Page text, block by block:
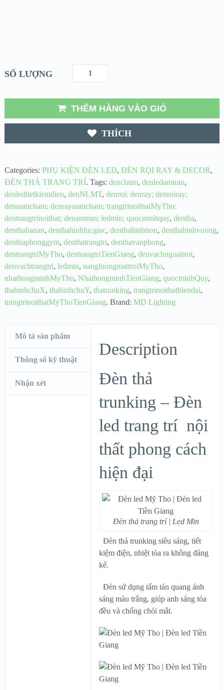
SỐ LƯỢNG
THÊM HÀNG VÀO GIỎ
THÍCH
Categories: PHỤ KIỆN ĐÈN LED, ĐÈN RỌI RAY & DECOR,
ĐÈN THẢ TRANG TRÍ. Tags: denchum, denledamtran,
denledtietkiemdien, denNLMT, denroi; denray; denroiray;
dennamcham; denraynamcham; trangtrinoithatMyTho;
dentrangtrinoithat; denamtran; ledmin; quocminhquy, dentha,
denthabanan, denthahinhlucgiac, denthahinhtron, denthahinhvuong,
denthaphonggym, denthatrangtri, denthavanphong,
dentrangtriMyTho, dentrangtriTienGiang, denvachngoaitroi,
denvachtrangtri, ledmin, nangluongmattroiMyTho,
nhathongminhMyTho, NhathongminhTienGiang, quocminhQuy,
thahinhchuX, thahinhchuY, thatrunking, trangtrinoithathiendai,
trangtrinoithatMyThoTienGiang. Brand: MD Lighting
Mô tả sản phẩm
Thông số kỹ thuật
Nhận xét
Description
Đèn thả
trunking – Đèn
led trang trí nội
thất phong cách
hiện đại
Đèn thả trang trí | Led Min
Đèn thả trunking siêu sáng, tiết
kiệm điện, nhiệt tỏa ra không đáng
kể.
Đèn sử dụng tấm tán quang ánh
sáng màu trắng, giúp anh sáng tỏa
đều và chống chói mắt.